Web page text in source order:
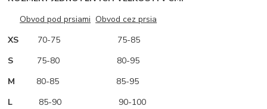
Obvod pod prsiami Obvod cez prsia
XS 70-75 75-85
S 75-80 80-95
M 80-85 85-95
L 85-90 90-100